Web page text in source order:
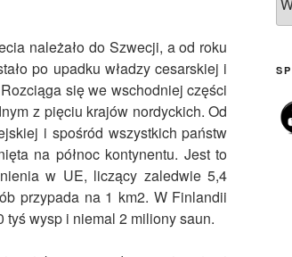
należało do Szwecji, a od roku
po upadku władzy cesarskiej i
się we wschodniej części
z pięciu krajów nordyckich. Od
i spośród wszystkich państw
na północ kontynentu. Jest to
w UE, liczący zaledwie 5,4
przypada na 1 km2. W Finlandii
wysp i niemal 2 miliony saun.